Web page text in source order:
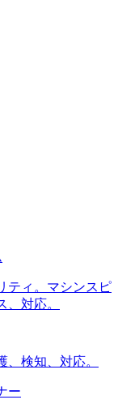
ティ。マシンスピ
対応。
検知、対応。
ー